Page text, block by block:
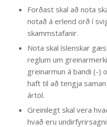
Forðast skal að nota
notað á erlend orð í
skammstafanir.
Nota skal íslenskar
reglum um
greinarmun á bandi (-)
haft til að tengja
ártöl.
Greinilegt skal vera
hvað eru